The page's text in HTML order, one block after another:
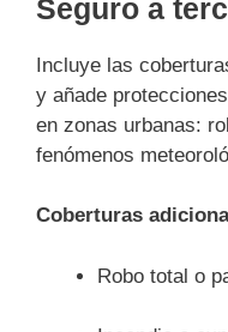
Seguro a
Incluye las
y añade
en zonas urbanas:
fenómenos
Coberturas
Robo total o